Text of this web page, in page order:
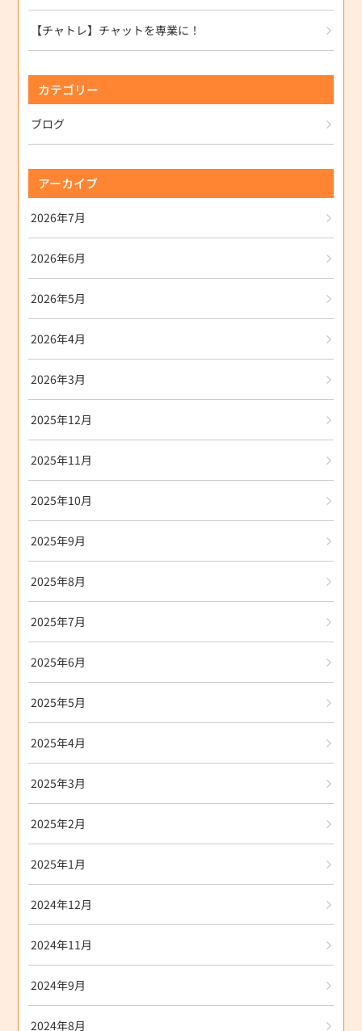
【チャトレ】チャットを専業に！
カテゴリー
ブログ
アーカイブ
2026年7月
2026年6月
2026年5月
2026年4月
2026年3月
2025年12月
2025年11月
2025年10月
2025年9月
2025年8月
2025年7月
2025年6月
2025年5月
2025年4月
2025年3月
2025年2月
2025年1月
2024年12月
2024年11月
2024年9月
2024年8月